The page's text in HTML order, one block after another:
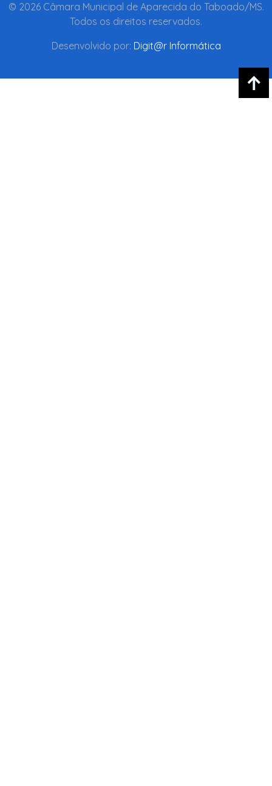
© 2026 Câmara Municipal de Aparecida do Taboado/MS.
Todos os direitos reservados.
Desenvolvido por: Digit@r Informática